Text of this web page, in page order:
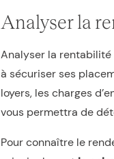
Analyser la
Analyser la
à sécuriser ses
loyers, les charges
vous permettra de
Pour connaître le